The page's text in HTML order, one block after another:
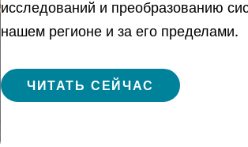
исследований и преобразованию
нашем регионе и за его пределами.
ЧИТАТЬ СЕЙЧАС